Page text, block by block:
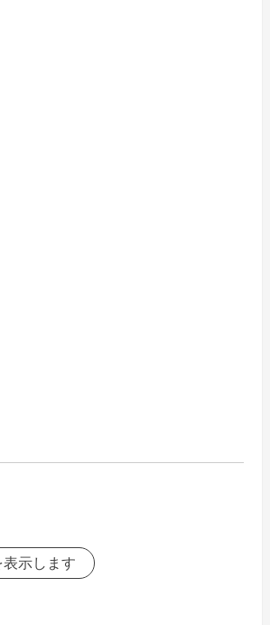
示します